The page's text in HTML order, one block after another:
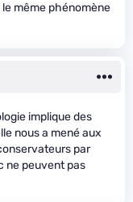
même phénomène
implique des
nous a mené aux
par
ne peuvent pas